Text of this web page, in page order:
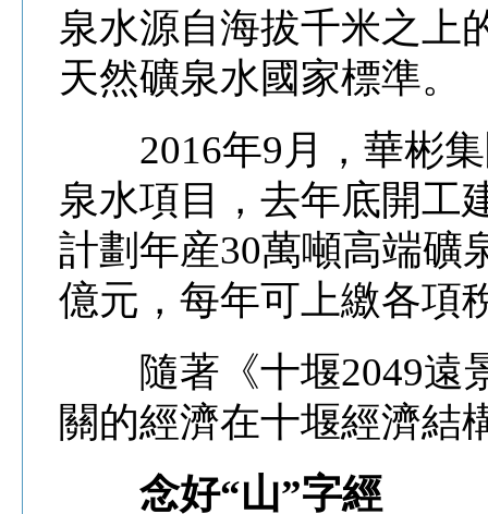
泉水源自海拔千米之上
天然礦泉水國家標準。
2016年9月，華彬集
泉水項目，去年底開工
計劃年産30萬噸高端礦
億元，每年可上繳各項
隨著《十堰2049遠景
關的經濟在十堰經濟結
念好“山”字經